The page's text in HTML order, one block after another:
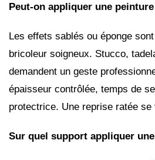
Peut-on appliquer une
Les effets sablés ou éponge
bricoleur soigneux. Stucco,
demandent un geste
épaisseur contrôlée, temps de
protectrice. Une reprise ratée
Sur quel support appliquer